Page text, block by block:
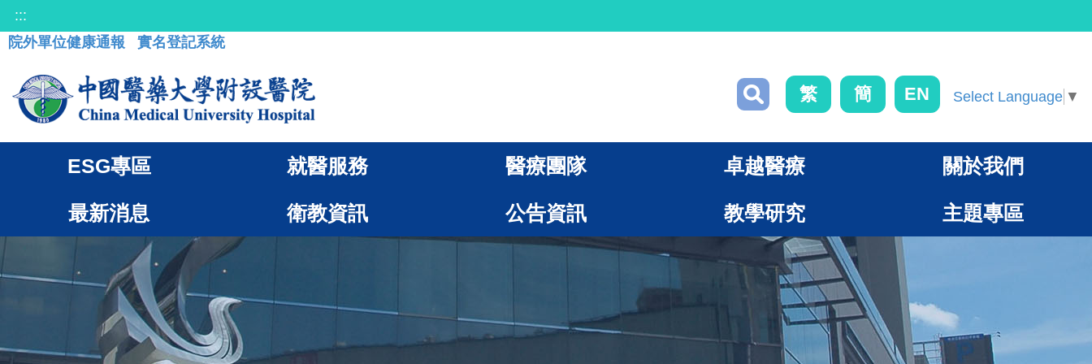
:::
院外單位健康通報
實名登記系統
繁 簡 EN Select Language ▼
ESG專區 就醫服務 醫療團隊 卓越醫療 關於我們
最新消息 衛教資訊 公告資訊 教學研究 主題專區